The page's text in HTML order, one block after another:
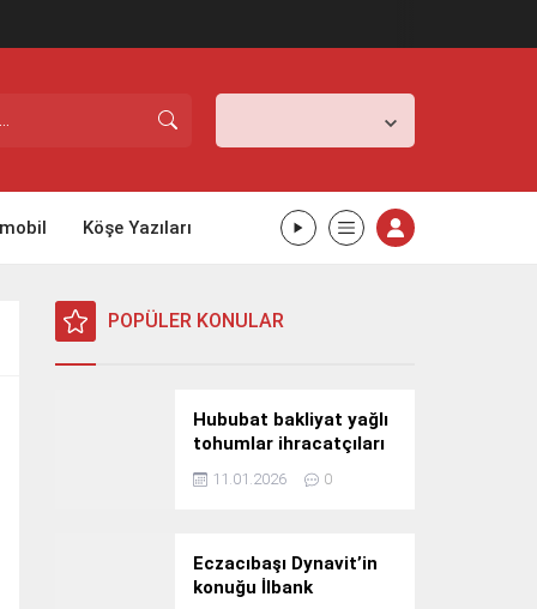
Köşe Yazıları
POPÜLER KONULAR
Hububat bakliyat yağlı
tohumlar ihracatçıları
Güney Kore yolcusu
11.01.2026 0
Eczacıbaşı Dynavit’in
konuğu İlbank